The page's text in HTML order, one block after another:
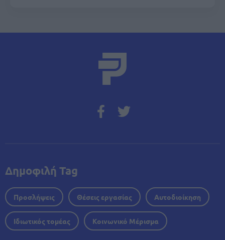
Δημοφιλή Tag
Προσλήψεις Θέσεις εργασίας Αυτοδιοίκηση
Ιδιωτικός τομέας Κοινωνικό Μέρισμα